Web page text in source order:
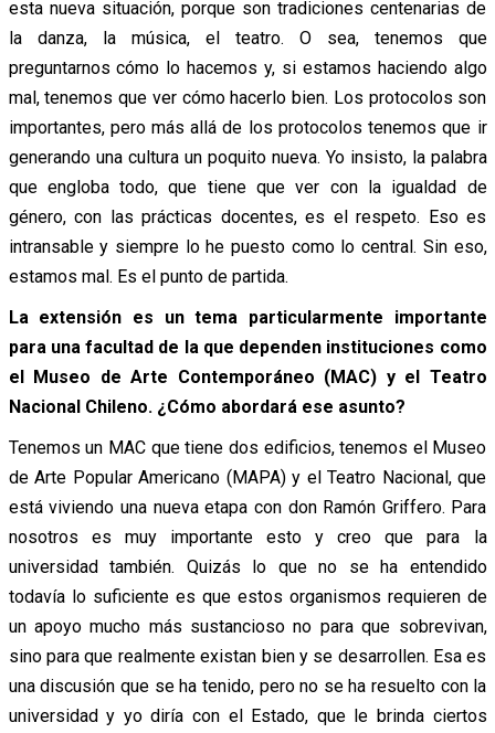
esta nueva situación, porque son tradiciones centenarias de
la danza, la música, el teatro. O sea, tenemos que
preguntarnos cómo lo hacemos y, si estamos haciendo algo
mal, tenemos que ver cómo hacerlo bien. Los protocolos son
importantes, pero más allá de los protocolos tenemos que ir
generando una cultura un poquito nueva. Yo insisto, la palabra
que engloba todo, que tiene que ver con la igualdad de
género, con las prácticas docentes, es el respeto. Eso es
intransable y siempre lo he puesto como lo central. Sin eso,
estamos mal. Es el punto de partida.
La extensión es un tema particularmente importante
para una facultad de la que dependen instituciones como
el Museo de Arte Contemporáneo (MAC) y el Teatro
Nacional Chileno. ¿Cómo abordará ese asunto?
Tenemos un MAC que tiene dos edificios, tenemos el Museo
de Arte Popular Americano (MAPA) y el Teatro Nacional, que
está viviendo una nueva etapa con don Ramón Griffero. Para
nosotros es muy importante esto y creo que para la
universidad también. Quizás lo que no se ha entendido
todavía lo suficiente es que estos organismos requieren de
un apoyo mucho más sustancioso no para que sobrevivan,
sino para que realmente existan bien y se desarrollen. Esa es
una discusión que se ha tenido, pero no se ha resuelto con la
universidad y yo diría con el Estado, que le brinda ciertos